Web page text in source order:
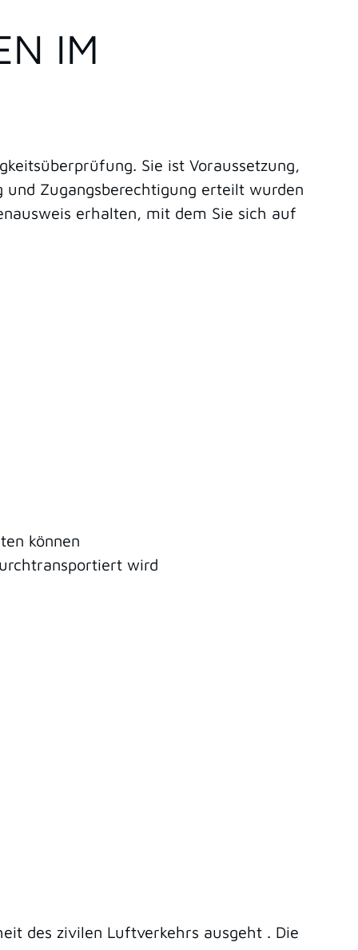
IM
Sie ist Voraussetzung,
und Zugangsberechtigung erteilt wurden
erhalten, mit dem Sie sich auf
können
wird
des zivilen Luftverkehrs ausgeht . Die